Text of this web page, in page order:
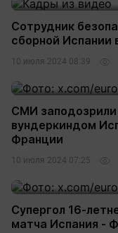
Сотрудник
сборной Испании
10 июля 2024 08:39
СМИ
вундеркиндом
Франции
10 июля 2024 07:25
Супергол 16-
матча Испания -